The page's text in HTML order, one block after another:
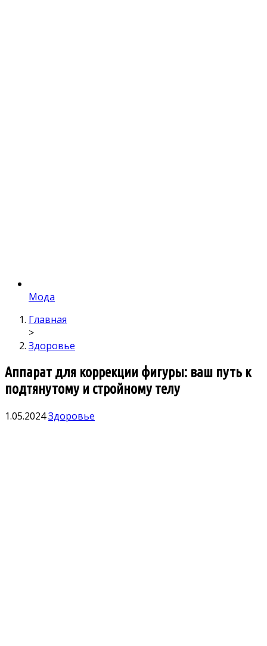
Мода
Главная
>
Здоровье
Аппарат для коррекции фигуры: ваш путь к
подтянутому и стройному телу
1.05.2024Здоровье